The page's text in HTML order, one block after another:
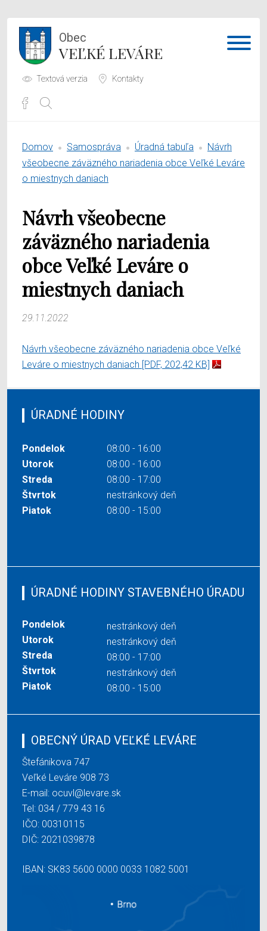
Obec
VEĽKÉ LEVÁRE
Textová verzia Kontakty
Samospráva
O obci
Domov Samospráva Úradná tabuľa
Návrh
všeobecne záväzného nariadenia obce Veľké Leváre
o miestnych daniach
Návrh všeobecne
záväzného nariadenia
obce Veľké Leváre o
miestnych daniach
29.11.2022
Návrh všeobecne záväzného nariadenia obce Veľké
Leváre o miestnych daniach [PDF, 202,42 KB]
ÚRADNÉ HODINY
Pondelok
08:00 - 16:00
Utorok
08:00 - 16:00
Streda
08:00 - 17:00
Štvrtok
nestránkový deň
Piatok
08:00 - 15:00
ÚRADNÉ HODINY STAVEBNÉHO ÚRADU
Pondelok
nestránkový deň
Utorok
nestránkový deň
Streda
08:00 - 17:00
Štvrtok
nestránkový deň
Piatok
08:00 - 15:00
OBECNÝ ÚRAD VEĽKÉ LEVÁRE
Štefánikova 747
Veľké Leváre 908 73
E-mail: ocuvl@levare.sk
Tel: 034 / 779 43 16
IČO: 00310115
DIČ: 2021039878
IBAN: SK83 5600 0000 0033 1082 5001